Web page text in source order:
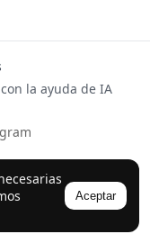
Aceptar
la ayuda de IA